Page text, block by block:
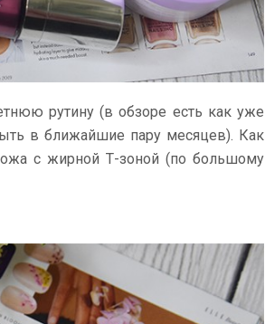
рутину (в обзоре есть как уже
в ближайшие пару месяцев). Как
с жирной Т-зоной (по большому